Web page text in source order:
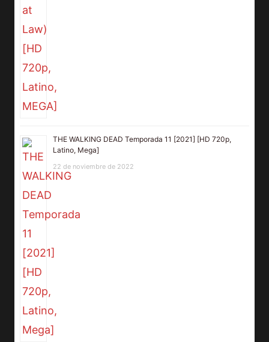
THE WALKING DEAD Temporada 11 [2021] [HD 720p,
Latino, Mega]
22 de noviembre de 2022